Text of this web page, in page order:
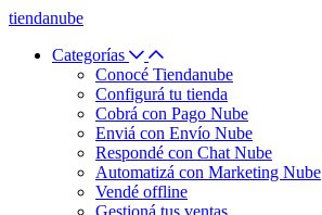
tiendanube
Categorías
Conocé Tiendanube
Configurá tu tienda
Cobrá con Pago Nube
Enviá con Envío Nube
Respondé con Chat Nube
Automatizá con Marketing Nube
Vendé offline
Gestioná tus ventas